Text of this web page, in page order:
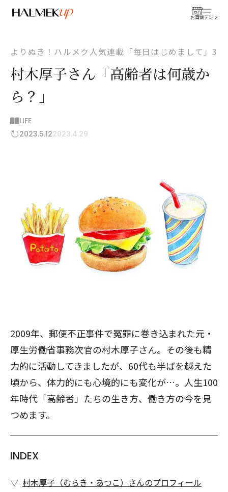
お買物
コンテンツ
よりぬき！ハルメク人気連載「毎日はじめまして」3
村木厚子さん「高齢者は何歳か
ら？」
LIFE
2023.5.122023.4.29
2009年、郵便不正事件で冤罪に巻き込まれた元・
厚生労働省事務次官の村木厚子さん。その後も精
力的に活動してきましたが、60代も半ばを越えた
頃から、体力的にも心境的にも変化が…。人生100
年時代「高齢者」たちの生き方、働き方の今を見
つめます。
INDEX
村木厚子（むらき・あつこ）さんのプロフィール